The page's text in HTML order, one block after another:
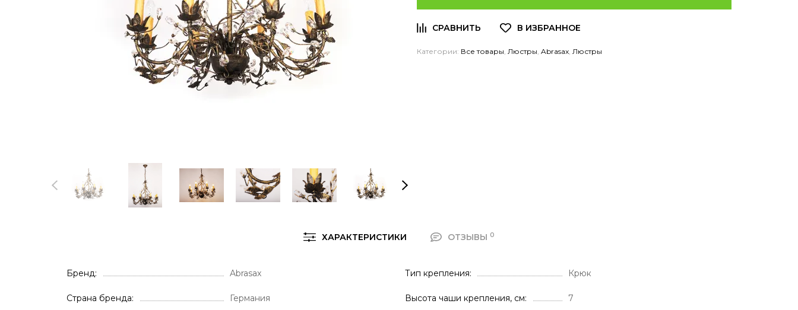
Категории: Все товары Люстры Abrasax Люстры
ХАРАКТЕРИСТИКИ ОТЗЫВЫ 0
Бренд Abrasax
Страна бренда Германия
Тип крепления Крюк
Высота чаши крепления, см 7